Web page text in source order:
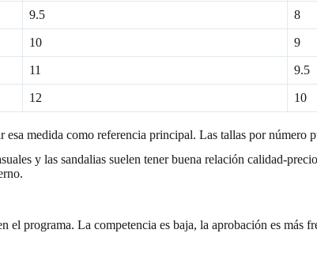
9.5 8
10 9
11 9.5
12 10
medida como referencia principal. Las tallas por número
y las sandalias suelen tener buena relación calidad-
el programa. La competencia es baja, la aprobación es más